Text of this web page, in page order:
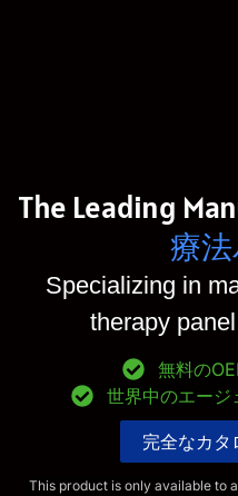
The Leading
療
Specializing in
therapy panel
無料の
世界中のエージ
完全なカタ
This product is only available to